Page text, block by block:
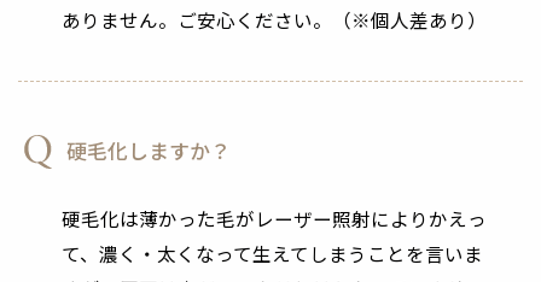
ありません。ご安心ください。（※個人差あり）
硬毛化しますか？
硬毛化は薄かった毛がレーザー照射によりかえっ
て、濃く・太くなって生えてしまうことを言いま